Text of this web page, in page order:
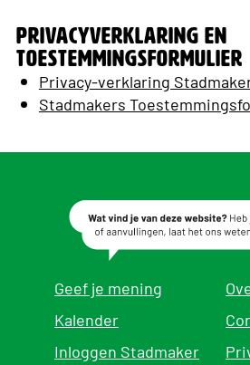
Privacyverklaring en
Toestemmingsformulier
Privacy-verklaring
Stadmakers
Geef je mening
Kalender
Inloggen Stadmaker